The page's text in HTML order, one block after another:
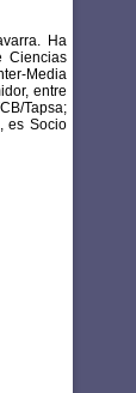
Ha
Ciencias
Media
entre
Tapsa;
es Socio